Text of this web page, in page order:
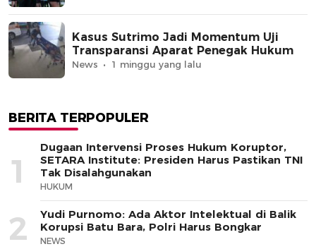
Kasus Sutrimo Jadi Momentum Uji
Transparansi Aparat Penegak Hukum
News 1 minggu yang lalu
BERITA TERPOPULER
1
Dugaan Intervensi Proses Hukum Koruptor,
SETARA Institute: Presiden Harus Pastikan TNI
Tak Disalahgunakan
HUKUM
2
Yudi Purnomo: Ada Aktor Intelektual di Balik
Korupsi Batu Bara, Polri Harus Bongkar
NEWS